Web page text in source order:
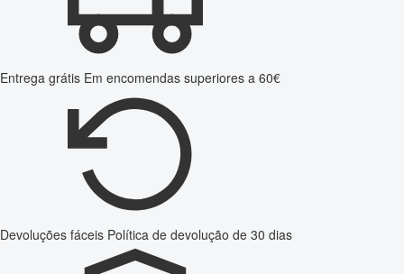
Entrega grátis Em encomendas superiores a 60€
Devoluções fáceis Política de devolução de 30 dias